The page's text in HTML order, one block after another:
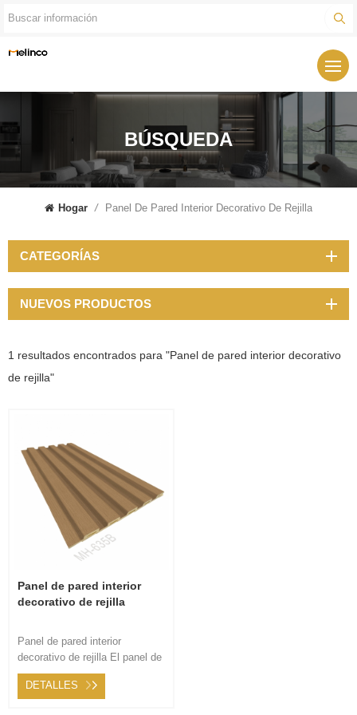
BÚSQUEDA
Hogar / Panel De Pared Interior Decorativo De Rejilla
1 resultados encontrados para "Panel de pared interior decorativo
de rejilla"
Panel de pared interior
decorativo de rejilla
Panel de pared interior
decorativo de rejilla El panel de
pared interior decorativo es
moderno, paneles de madera
DETALLES
CATEGORÍAS
NUEVOS PRODUCTOS